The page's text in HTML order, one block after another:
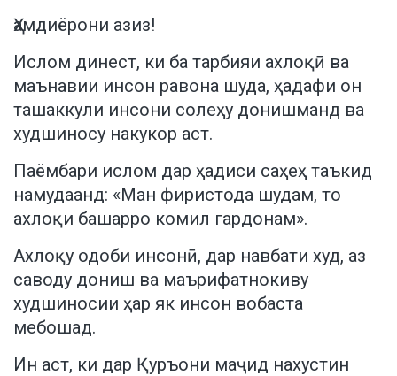
Ҳамдиёрони азиз!
Ислом динест, ки ба тарбияи ахлоқӣ ва
маънавии инсон равона шуда, ҳадафи он
ташаккули инсони солеҳу донишманд ва
худшиносу накукор аст.
Паёмбари ислом дар ҳадиси саҳеҳ таъкид
намудаанд: «Ман фиристода шудам, то
ахлоқи башарро комил гардонам».
Ахлоқу одоби инсонӣ, дар навбати худ, аз
саводу дониш ва маърифатнокиву
худшиносии ҳар як инсон вобаста
мебошад.
Ин аст, ки дар Қуръони маҷид нахустин